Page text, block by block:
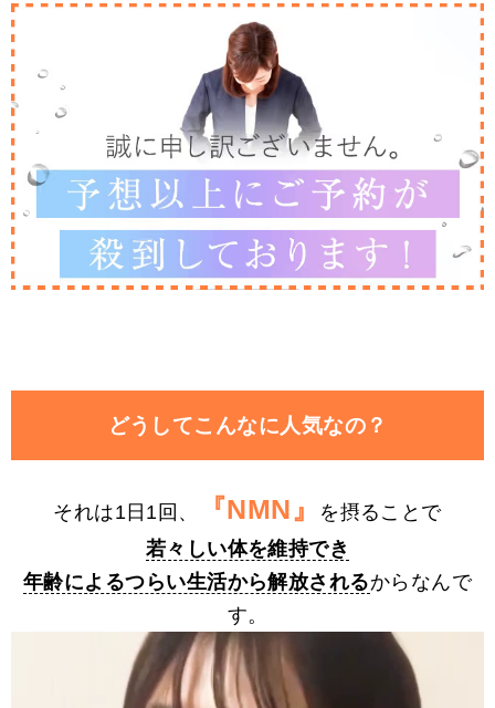
どうしてこんなに人気なの？
それは1日1回、 『NMN』
を摂ることで
若々しい体を維持でき
年齢によるつらい生活から解放されるからなんで
す。